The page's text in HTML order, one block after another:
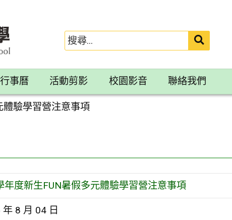
送出
事曆 活動剪影 校園影音 聯絡我們
驗學習營注意事項
年度新生FUN暑假多元體驗學習營注意事項
8 月 04 日